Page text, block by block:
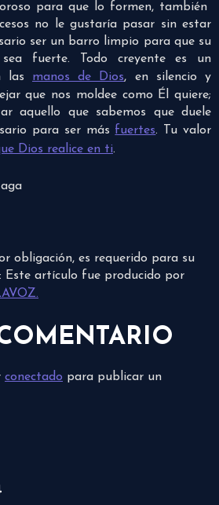
para que lo formen, también
no le gustaría pasar sin estar
ser un barro limpio para que su
fuerte. Todo creyente es un
las manos de Dios, en silencio y
que nos moldee como Él quiere;
aquello que sabemos que duele
para ser más fuertes. Tu valor
Dios realice en ti.
obligación, es requerido para su
Este artículo fue producido por
conectado para publicar un